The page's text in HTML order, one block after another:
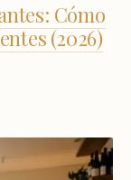
Cómo
(2026)